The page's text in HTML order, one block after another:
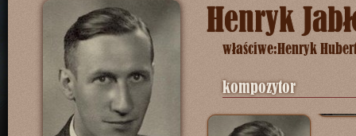
Henryk
właściwe:Henryk
kompozytor